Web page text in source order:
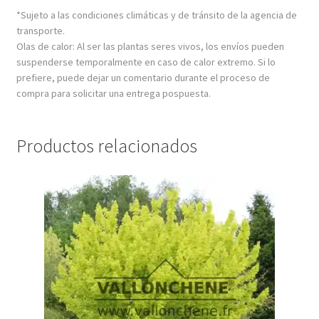
*Sujeto a las condiciones climáticas y de tránsito de la agencia de
transporte.
Olas de calor: Al ser las plantas seres vivos, los envíos pueden
suspenderse temporalmente en caso de calor extremo. Si lo
prefiere, puede dejar un comentario durante el proceso de
compra para solicitar una entrega pospuesta.
Productos relacionados